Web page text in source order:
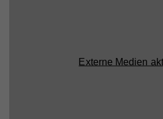
Externe Medien